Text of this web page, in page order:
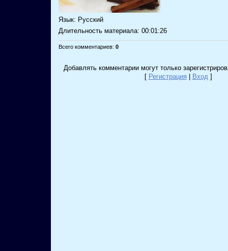
Язык: Русский
Длительность материала: 00:01:26
Всего комментариев: 0
Добавлять комментарии могут только
[ Регистрация | Вход ]